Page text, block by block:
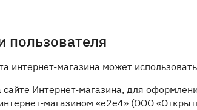
пользователя
интернет-магазина может
Интернет-магазина, для
магазином «е2е4» (ООО